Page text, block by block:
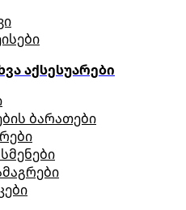
აქსესუარები
ბარათები